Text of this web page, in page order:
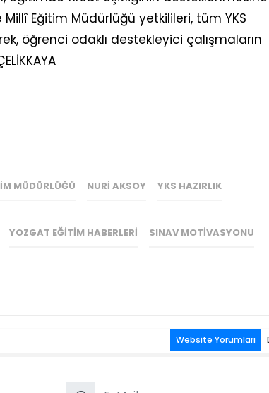
Eğitim Müdürlüğü yetkilileri, tüm YKS
öğrenci odaklı destekleyici çalışmaların
MÜDÜRLÜĞÜ NURI AKSOY YKS HAZIRLIK
YOZGAT EĞITIM HABERLERI SINAV MOTIVASYONU
Website Yorumları
Email